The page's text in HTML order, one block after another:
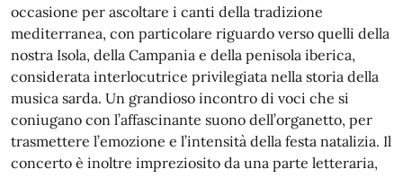
occasione per ascoltare i canti della tradizione
mediterranea, con particolare riguardo verso quelli della
nostra Isola, della Campania e della penisola iberica,
considerata interlocutrice privilegiata nella storia della
musica sarda. Un grandioso incontro di voci che si
coniugano con l’affascinante suono dell’organetto, per
trasmettere l’emozione e l’intensità della festa natalizia. Il
concerto è inoltre impreziosito da una parte letteraria,